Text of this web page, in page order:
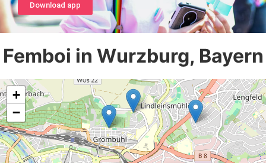
Download app
Femboi in Wurzburg, Bayern
+
−